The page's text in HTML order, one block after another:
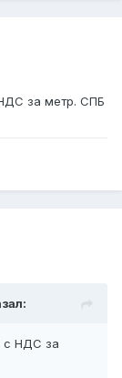
за метр. СПБ
с НДС за